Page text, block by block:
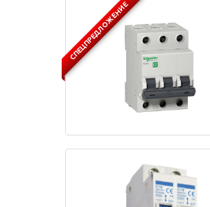
CПЕЦПРЕДЛОЖЕНИЕ